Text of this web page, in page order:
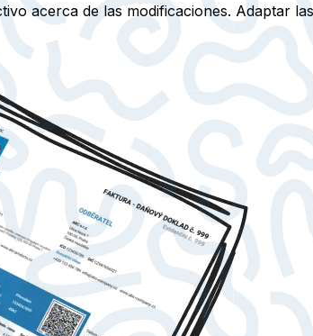
acerca de las modificaciones. Adaptar